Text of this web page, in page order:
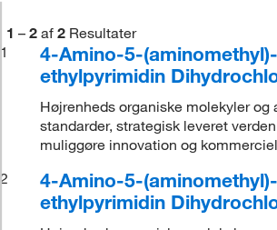
1 – 2 af 2 Resultater
1
4-Amino-5-
ethylpyrimidin
Højrenheds organiske molekyler og
standarder, strategisk leveret
muliggøre innovation og
2
4-Amino-5-
ethylpyrimidin